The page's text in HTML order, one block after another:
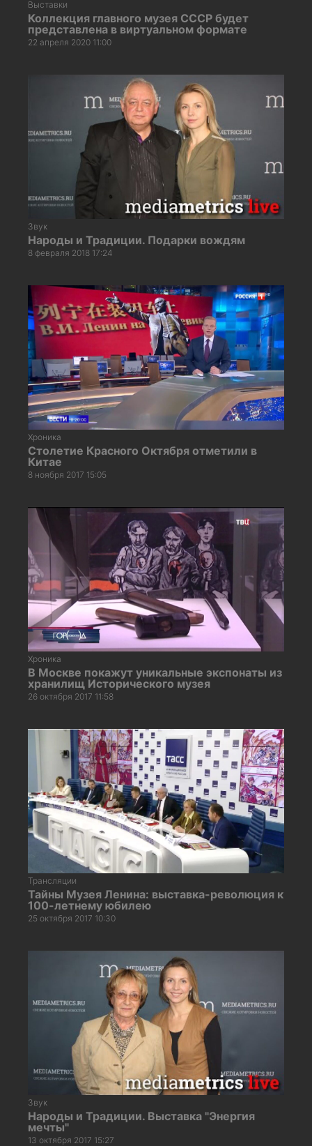
Выставки
Коллекция главного музея СССР будет
представлена в виртуальном формате
22 апреля 2020 11:00
Звук
Народы и Традиции. Подарки вождям
8 февраля 2018 17:24
Хроника
Столетие Красного Октября отметили в
Китае
8 ноября 2017 15:05
Хроника
В Москве покажут уникальные экспонаты из
хранилищ Исторического музея
26 октября 2017 11:58
Трансляции
Тайны Музея Ленина: выставка-революция к
100-летнему юбилею
25 октября 2017 10:30
Звук
Народы и Традиции. Выставка "Энергия
мечты"
13 октября 2017 15:27